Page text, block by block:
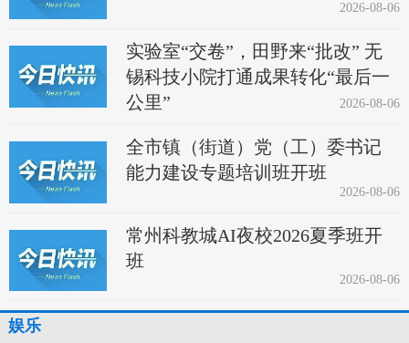
2026-08-06
实验室“交卷”，田野来“批改” 无
锡科技小院打通成果转化“最后一
公里”
2026-08-06
全市镇（街道）党（工）委书记
能力建设专题培训班开班
2026-08-06
常州科教城AI夜校2026夏季班开
班
2026-08-06
娱乐